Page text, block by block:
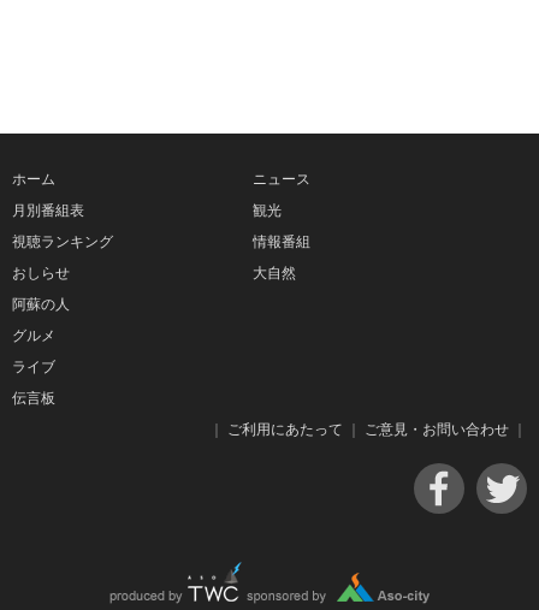
ホーム
月別番組表
視聴ランキング
おしらせ
ニュース
観光
情報番組
大自然
阿蘇の人
グルメ
ライブ
伝言板
｜
ご利用にあたって ｜ ご意見・お問い合わせ ｜